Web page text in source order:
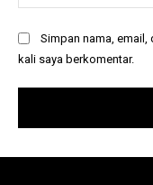
Simpan nama,
kali saya berkomentar.